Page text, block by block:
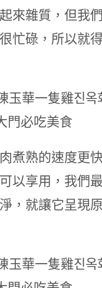
來雜質，但我
忙碌，所以就
煮熟的速度更
以享用，我們
，就讓它呈現